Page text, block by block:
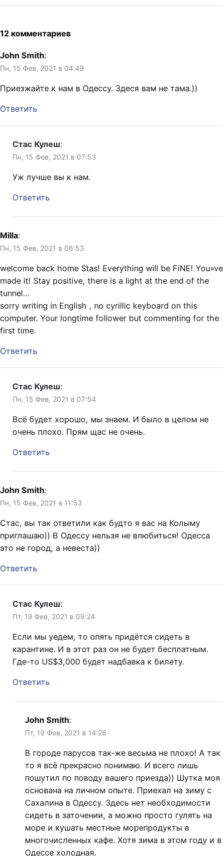
12 комментариев
John Smith:
Пн, 15 Фев, 2021 в 04:49
Приезжайте к нам в Одессу. Здеся вам не тама.))
Ответить
Стас Кулеш:
Пн, 15 Фев, 2021 в 07:53
Уж лучше вы к нам.
Ответить
Milla:
Пн, 15 Фев, 2021 в 06:53
welcome back home Stas! Everything will be FiNE! You»ve
made it! Stay positive, there is a light at the end of the
tunnel…
sorry writing in English , no cyrillic keyboard on this
computer. Your longtime follower but commenting for the
first time.
Ответить
Стас Кулеш:
Пн, 15 Фев, 2021 в 07:54
Всё будет хорошо, мы знаем. И было в целом не
очень плохо. Прям щас не очень.
Ответить
John Smith:
Пн, 15 Фев, 2021 в 11:53
Стас, вы так ответили как будто я вас на Колыму
приглашаю)) В Одессу нельзя не влюбиться! Одесса
это не город, а невеста))
Ответить
Стас Кулеш:
Пт, 19 Фев, 2021 в 09:24
Если мы уедем, то опять придётся сидеть в
карантине. И в этот раз он не будет бесплатным.
Где-то US$3,000 будет надбавка к билету.
Ответить
John Smith:
Пт, 19 Фев, 2021 в 14:28
В городе парусов так-же весьма не плохо! А так
то я всё прекрасно понимаю. И всего лишь
пошутил по поводу вашего приезда)) Шутка моя
основана на личном опыте. Приехал на зиму с
Сахалина в Одессу. Здесь нет необходимости
сидеть в заточении, а можно просто гулять на
море и кушать местные морепродукты в
многочисленных кафе. Хотя зима в этом году и в
Одессе холодная.